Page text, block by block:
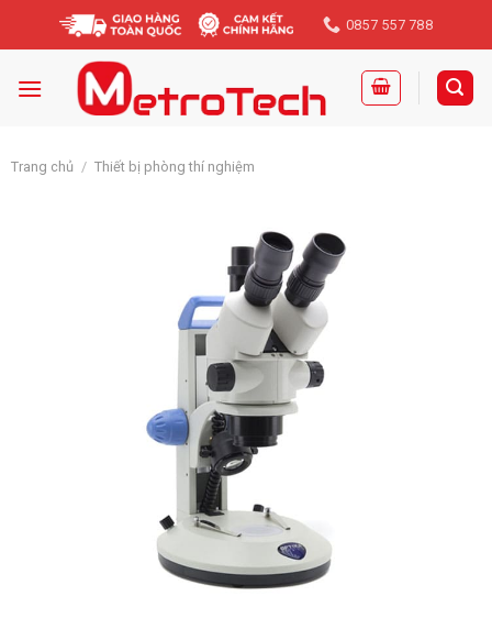
0857 557 788
Trang chủ / Thiết bị phòng thí nghiệm